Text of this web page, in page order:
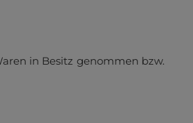
in Besitz genommen bzw.